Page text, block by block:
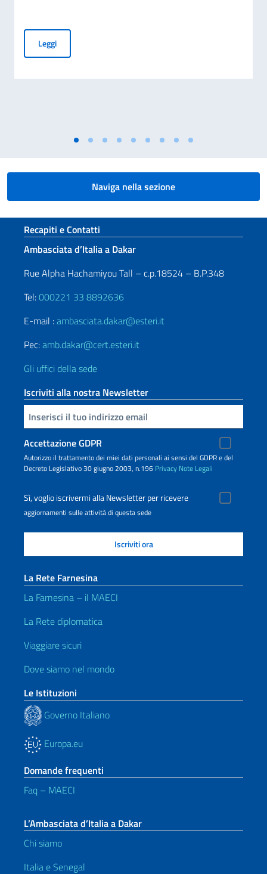
LeggiPiattaforma per la prenotazione degli appuntamenti per i
Naviga nella sezione
Sezione footer
Recapiti e Contatti
Ambasciata d’Italia a Dakar
Rue Alpha Hachamiyou Tall – c.p.18524 – B.P.348
Tel:000221 33 8892636
E-mail :ambasciata.dakar@esteri.it
Pec:amb.dakar@cert.esteri.it
Gli uffici della sede
Iscriviti alla nostra Newsletter
Inserisci la tua email
Accettazione GDPR
Autorizzo il trattamento dei miei dati personali ai sensi del GDPR e del
Decreto Legislativo 30 giugno 2003, n.196 Privacy Note Legali
Sì, voglio iscrivermi alla Newsletter per ricevere
aggiornamenti sulle attività di questa sede
La Rete Farnesina
La Farnesina – il MAECI
La Rete diplomatica
Viaggiare sicuri
Dove siamo nel mondo
Le Istituzioni
Governo Italiano
Europa.eu
Domande frequenti
Faq – MAECI
L’Ambasciata d’Italia a Dakar
Chi siamo
Italia e Senegal